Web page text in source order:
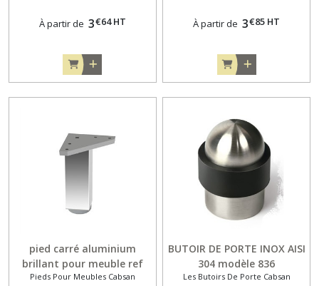
À partir de 3€64 HT À partir de 3€85 HT
pied carré aluminium
brillant pour meuble ref
5002
Pieds Pour Meubles Cabsan
BUTOIR DE PORTE INOX AISI
304 modèle 836
Les Butoirs De Porte Cabsan